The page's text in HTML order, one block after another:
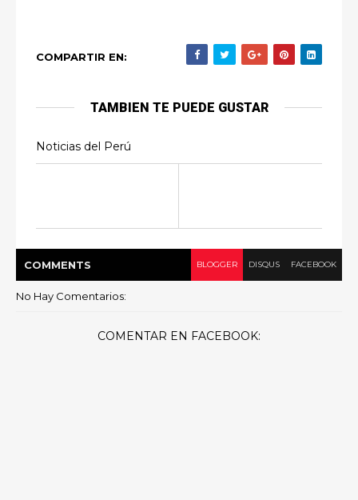
COMPARTIR EN:
TAMBIEN TE PUEDE GUSTAR
Noticias del Perú
COMMENTS BLOGGER DISQUS FACEBOOK
No Hay Comentarios:
COMENTAR EN FACEBOOK: